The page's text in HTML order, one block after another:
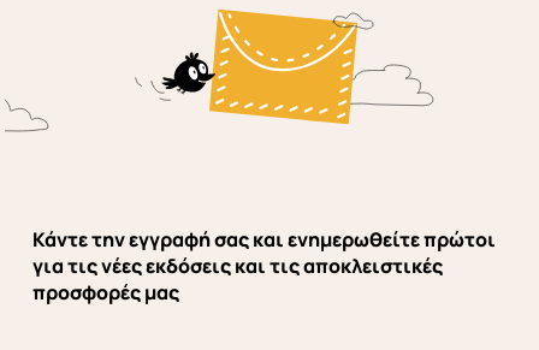
Κάντε την εγγραφή σας και ενημερωθείτε πρώτοι
για τις νέες εκδόσεις και τις αποκλειστικές
προσφορές μας